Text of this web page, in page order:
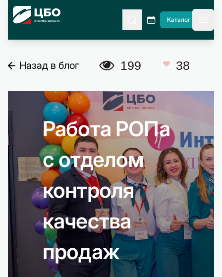
CBO
Каталог
Назад в блог A 199 C 38
Работа РОПа
с отделом
контроля
качества
продаж